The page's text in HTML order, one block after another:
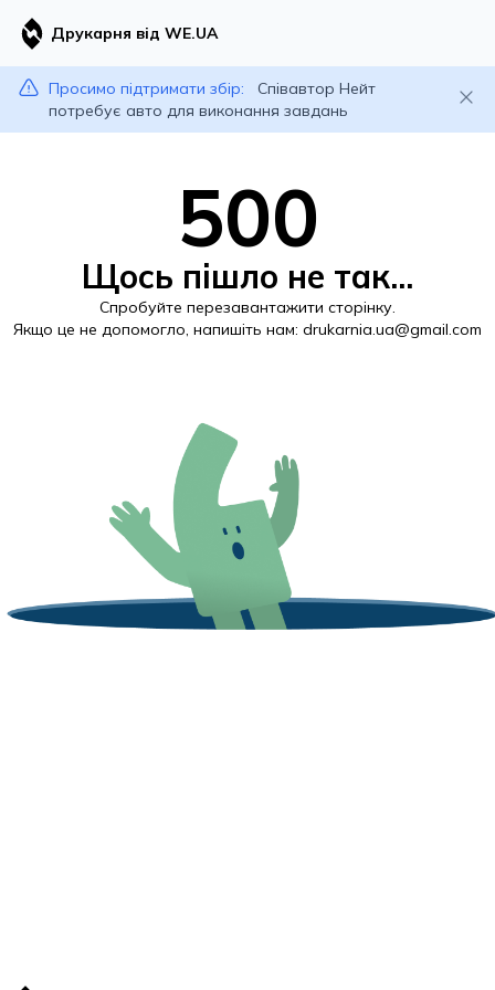
Друкарня від WE.UA
Просимо підтримати збір:
Співавтор Нейт
потребує авто для виконання завдань
500
Щось пішло не так...
Спробуйте перезавантажити сторінку.
Якщо це не допомогло, напишіть нам: drukarnia.ua@gmail.com